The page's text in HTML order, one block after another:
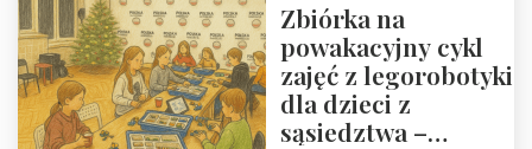
Zbiórka na
powakacyjny cykl
zajęć z legorobotyki
dla dzieci z
sąsiedztwa –